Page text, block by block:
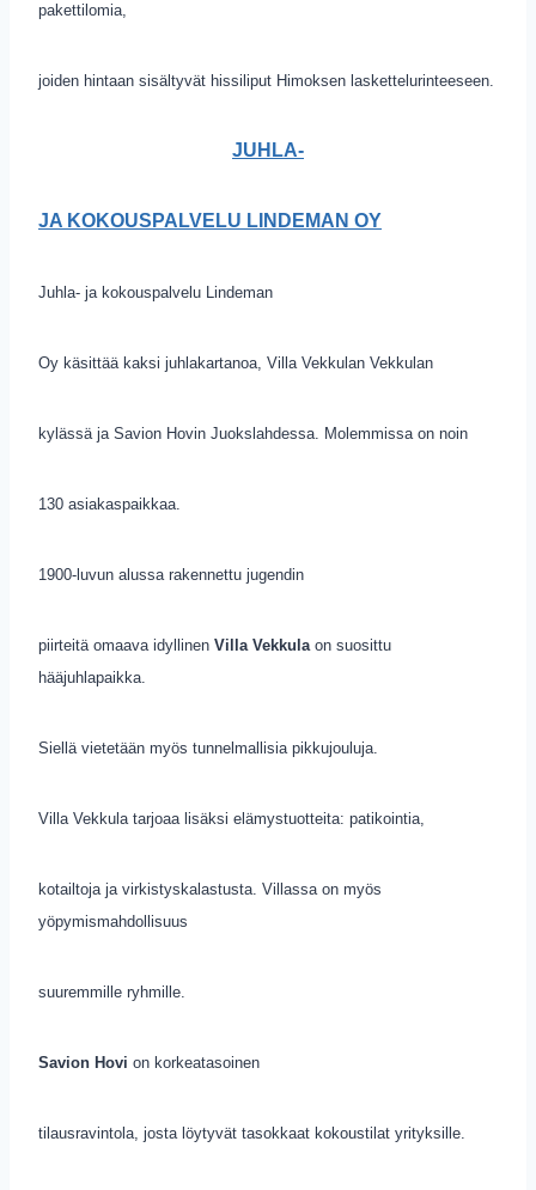
pakettilomia,
joiden hintaan sisältyvät hissiliput Himoksen laskettelurinteeseen.
JUHLA-
JA KOKOUSPALVELU LINDEMAN OY
Juhla- ja kokouspalvelu Lindeman
Oy käsittää kaksi juhlakartanoa, Villa Vekkulan Vekkulan
kylässä ja Savion Hovin Juokslahdessa. Molemmissa on noin
130 asiakaspaikkaa.
1900-luvun alussa rakennettu jugendin
piirteitä omaava idyllinen Villa Vekkulaon suosittu
hääjuhlapaikka.
Siellä vietetään myös tunnelmallisia pikkujouluja.
Villa Vekkula tarjoaa lisäksi elämystuotteita: patikointia,
kotailtoja ja virkistyskalastusta. Villassa on myös
yöpymismahdollisuus
suuremmille ryhmille.
Savion Hovi on korkeatasoinen
tilausravintola, josta löytyvät tasokkaat kokoustilat yrityksille.